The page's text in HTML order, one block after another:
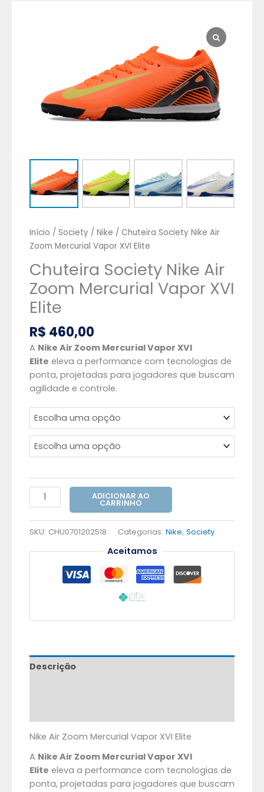
Início / Society / Nike / Chuteira Society Nike Air
Zoom Mercurial Vapor XVI Elite
Chuteira Society Nike Air
Zoom Mercurial Vapor XVI
Elite
R$ 460,00
A Nike Air Zoom Mercurial Vapor XVI
Elite eleva a performance com tecnologias de
ponta, projetadas para jogadores que buscam
agilidade e controle.
Mercurial
Vapor
ADICIONAR AO
CARRINHO
SKU: CHU0701202518 Categorias: Nike, Society
Aceitamos
Descrição
Nike Air Zoom Mercurial Vapor XVI Elite
A Nike Air Zoom Mercurial Vapor XVI
Elite eleva a performance com tecnologias de
ponta, projetadas para jogadores que buscam